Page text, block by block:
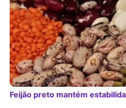
Feijão preto mantém